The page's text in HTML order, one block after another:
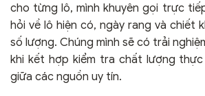
cho từng lô, mình khuyên gọi trực
hỏi về lô hiện có, ngày rang và chiết
số lượng. Chúng mình sẽ có trải
khi kết hợp kiểm tra chất lượng
giữa các nguồn uy tín.